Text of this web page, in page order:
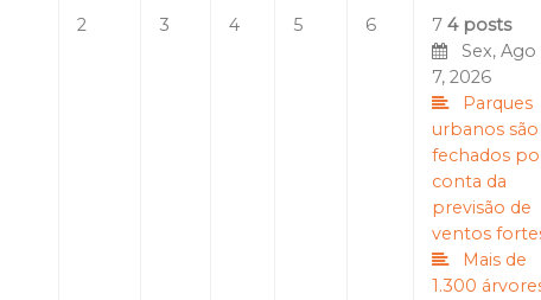
2 3 4 5 6 7 4 posts
Sex, Ago
7, 2026
Parques
urbanos são
fechados
conta da
previsão de
ventos
Mais de
1.300